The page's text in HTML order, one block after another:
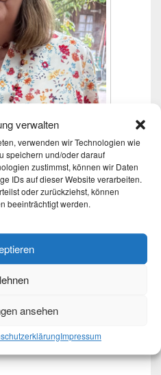
verwalten
verwenden wir Technologien wie
speichern und/oder darauf
zustimmst, können wir Daten
IDs auf dieser Website verarbeiten.
oder zurückziehst, können
beeinträchtigt werden.
ansehen
Impressum
Blogs.